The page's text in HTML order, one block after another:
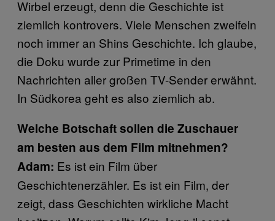
Wirbel erzeugt, denn die Geschichte ist
ziemlich kontrovers. Viele Menschen zweifeln
noch immer an Shins Geschichte. Ich glaube,
die Doku wurde zur Primetime in den
Nachrichten aller großen TV-Sender erwähnt.
In Südkorea geht es also ziemlich ab.
Welche Botschaft sollen die Zuschauer
am besten aus dem Film mitnehmen?
Adam: Es ist ein Film über
Geschichtenerzähler. Es ist ein Film, der
zeigt, dass Geschichten wirkliche Macht